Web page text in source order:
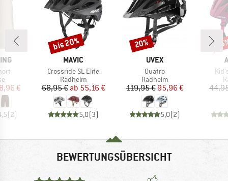
Preis
€
(2)
MARKE
MAVIC
Artikel
Crossride SL Elite
Produktgruppe
Radhelm
Preis
68,95 € reduzierter Preis
ab 55,16 €
5,0(3)
Rabatt
bis 20%
MARKE
UVEX
Artikel
Quatro
Produktgruppe
Radhelm
Preis
119,95 €reduzierter Preis
95,96 €
5,0(2)
Rabatt
20%
BEWERTUNGSÜBERSICHT